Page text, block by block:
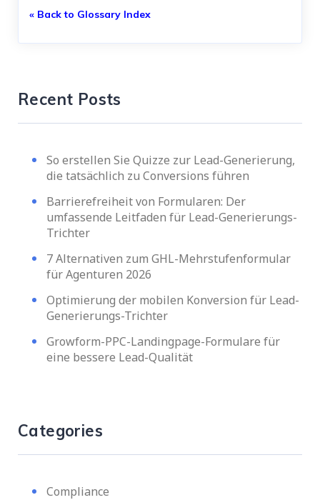
« Back to Glossary Index
Recent Posts
So erstellen Sie Quizze zur Lead-Generierung,
die tatsächlich zu Conversions führen
Barrierefreiheit von Formularen: Der
umfassende Leitfaden für Lead-Generierungs-
Trichter
7 Alternativen zum GHL-Mehrstufenformular
für Agenturen 2026
Optimierung der mobilen Konversion für Lead-
Generierungs-Trichter
Growform-PPC-Landingpage-Formulare für
eine bessere Lead-Qualität
Categories
Compliance